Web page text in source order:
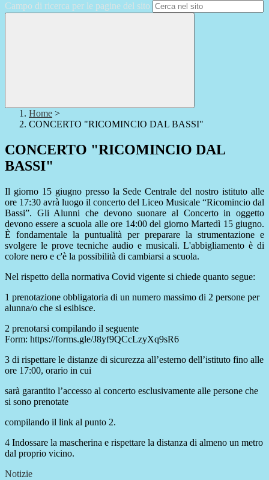
Campo di ricerca per le pagine del sito
Home >
CONCERTO "RICOMINCIO DAL BASSI"
CONCERTO "RICOMINCIO DAL
BASSI"
Il giorno 15 giugno presso la Sede Centrale del nostro istituto alle
ore 17:30 avrà luogo il concerto del Liceo Musicale “Ricomincio dal
Bassi”. Gli Alunni che devono suonare al Concerto in oggetto
devono essere a scuola alle ore 14:00 del giorno Martedì 15 giugno.
È fondamentale la puntualità per preparare la strumentazione e
svolgere le prove tecniche audio e musicali.L'abbigliamento è di
colore nero e c'è la possibilità di cambiarsi a scuola.
Nel rispetto della normativa Covid vigente si chiede quanto segue:
1 prenotazione obbligatoria di un numero massimo di 2 persone per
alunna/o che si esibisce.
2 prenotarsi compilando il seguente
Form: https://forms.gle/J8yf9QCcLzyXq9sR6
3 di rispettare le distanze di sicurezza all’esterno dell’istituto fino alle
ore 17:00, orario in cui
sarà garantito l’accesso al concerto esclusivamente alle persone che
si sono prenotate
compilando il link al punto 2.
4 Indossare la mascherina e rispettare la distanza di almeno un metro
dal proprio vicino.
Notizie